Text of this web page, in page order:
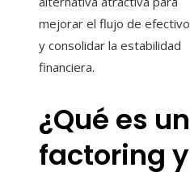
mejorar el flujo de efectivo
y consolidar la estabilidad
financiera.
¿Qué es un
factoring y